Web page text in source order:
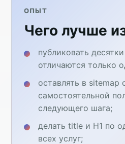
ОПЫТ
Чего лучше
публиковать
отличаются только
оставлять в sitemap
самостоятельной
следующего шага;
делать title и H1 по
всех услуг;